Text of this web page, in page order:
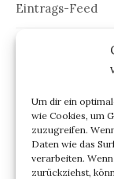
Um dir ein
wie Cookies, um
zuzugreifen.
Daten wie das
verarbeiten.
zurückziehst,
Eintrags-Feed
Kommentar-
ARCHIV